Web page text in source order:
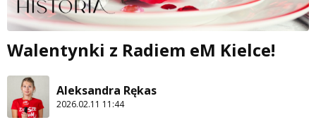
Walentynki z Radiem eM Kielce!
Aleksandra Rękas
2026.02.11 11:44